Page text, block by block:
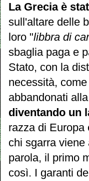
La Grecia è
sull'altare delle
loro "libbra di
sbaglia paga e
Stato, con la
necessità,
abbandonati
diventando un
razza di Europa
chi sgarra
parola, il primo
così. I garanti